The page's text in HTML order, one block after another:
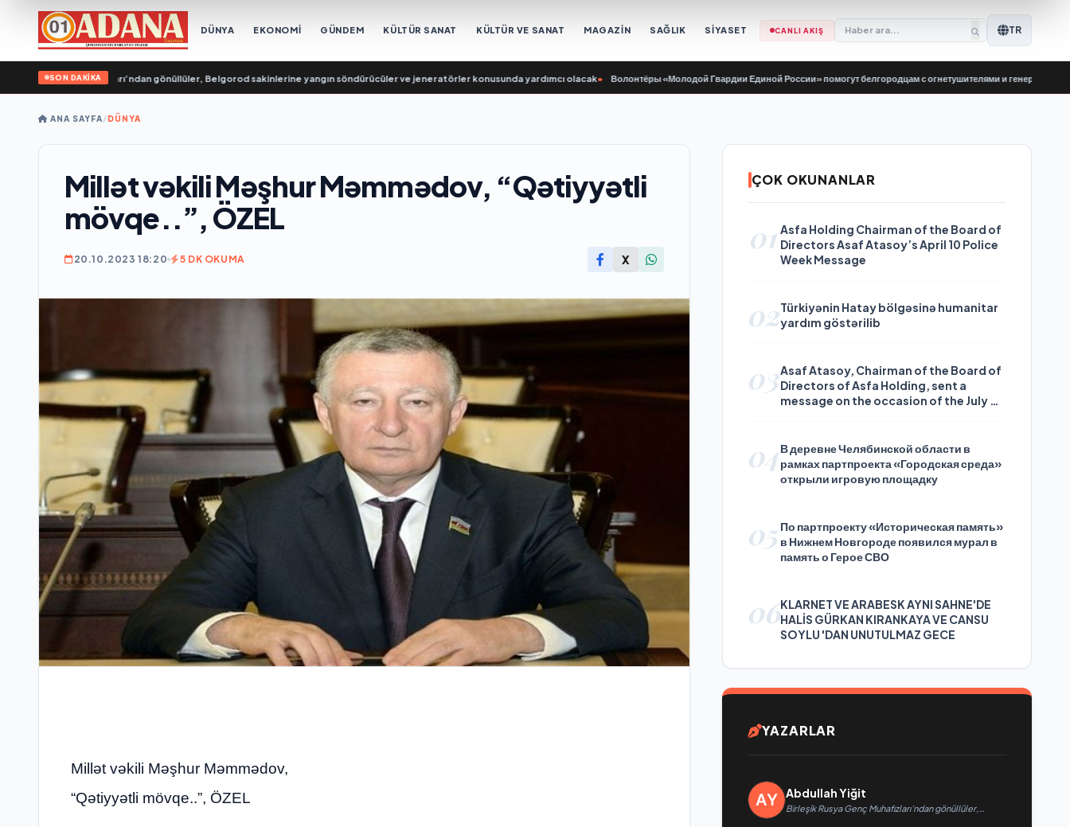
DÜNYA EKONOMİ GÜNDEM KÜLTÜR SANAT KÜLTÜR VE SANAT MAGAZİN SAĞLIK SİYASET CANLI AKIŞ TR
SON DAKİKA
Genç Muhafızları’ndan gönüllüler, Belgorod sakinlerine yangın söndürücüler ve jeneratörler konusunda yardımcı olacak• Волонтёры «Молодой Гвардии Единой России» помогут белгородцам с огнетушителями и генераторами
ANA SAYFA/DÜNYA
Millət vəkili Məşhur Məmmədov, “Qətiyyətli
mövqe..”, ÖZEL
20.10.2023 18:20 5 DK OKUMA X
Millət vəkili Məşhur Məmmədov,
“Qətiyyətli mövqe..”, ÖZEL
ÇOK OKUNANLAR
01 Asfa Holding Chairman of the Board of
Directors Asaf Atasoy’s April 10 Police
Week Message
02Türkiyənin Hatay bölgəsinə humanitar
yardım göstərilib
03Asaf Atasoy, Chairman of the Board of
Directors of Asfa Holding, sent a
message on the occasion of the July 24
04В деревне Челябинской области в
рамках партпроекта «Городская среда»
открыли игровую площадку
05 По партпроекту «Историческая память»
в Нижнем Новгороде появился мурал в
память о Герое СВО
06KLARNET VE ARABESK AYNI SAHNE'DE
HALİS GÜRKAN KIRANKAYA VE CANSU
SOYLU 'DAN UNUTULMAZ GECE
YAZARLAR
Abdullah Yiğit
Birleşik Rusya Genç Muhafızları’ndan gönüllüler,